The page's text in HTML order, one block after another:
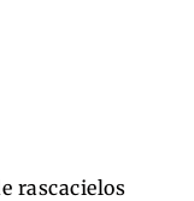
rascacielos